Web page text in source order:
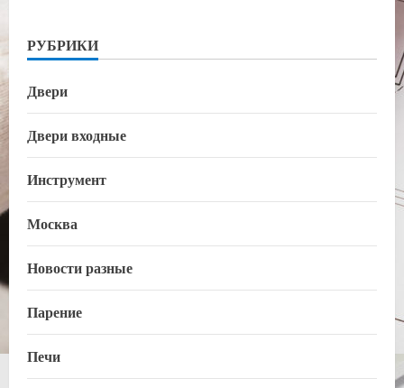
РУБРИКИ
Двери
Двери входные
Инструмент
Москва
Новости разные
Парение
Печи